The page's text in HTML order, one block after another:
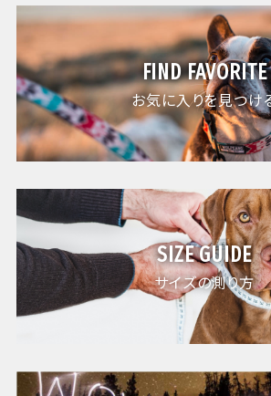
FIND FAVORITE
お気に入りを見つけ
SIZE GUIDE
サイズの測り方